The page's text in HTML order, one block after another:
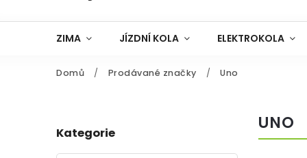
ZIMA JÍZDNÍ KOLA ELEKTROKOLA
Domů / Prodávané značky / Uno
Kategorie UNO